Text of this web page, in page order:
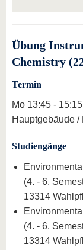
Übung
Chemistry
Termin
Mo 13:45 -
Hauptgebäude /
Studiengänge
(4. - 6.
13314
(4. - 6.
13314